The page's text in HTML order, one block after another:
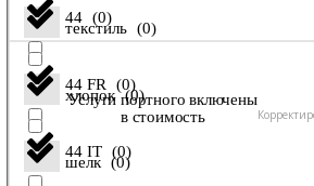
44 (0)
44 FR (0)
44 IT (0)
текстиль (0)
хлопок (0)
шелк (0)
Услуги портного включены
в стоимость